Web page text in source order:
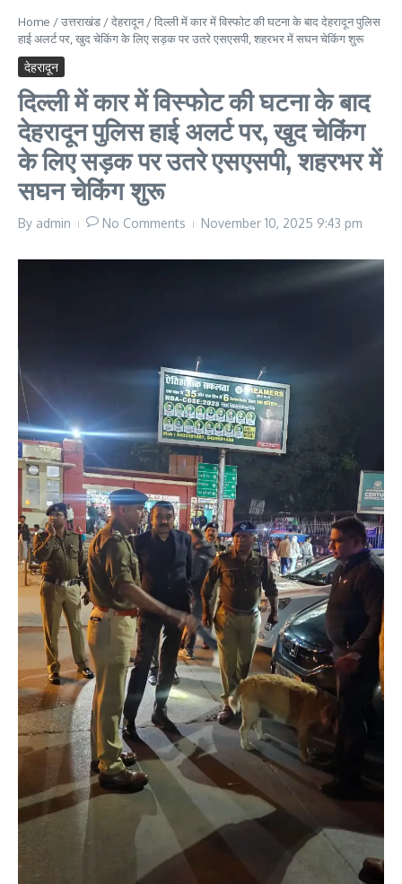
Home /उत्तराखंड /देहरादून/दिल्ली में कार में विस्फोट की घटना के बाद देहरादून पुलिस
हाई अलर्ट पर, खुद चेकिंग के लिए सड़क पर उतरे एसएसपी, शहरभर में सघन चेकिंग शुरू
देहरादून
दिल्ली में कार में विस्फोट की घटना के बाद
देहरादून पुलिस हाई अलर्ट पर, खुद चेकिंग
के लिए सड़क पर उतरे एसएसपी, शहरभर में
सघन चेकिंग शुरू
By admin No Comments November 10, 2025 9:43 pm